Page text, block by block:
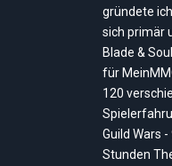
gründete
sich primär
Blade &
für
120
Guild Wars
Stunden